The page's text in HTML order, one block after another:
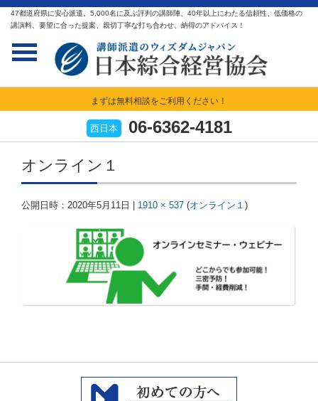
47都道府県に安心派遣。5,000名に及ぶ評判の講師陣、40年以上にわたる信頼性、低価格の
講演料、要望に合った提案、親切丁寧な打ち合わせ、納得のアドバイス！
まずは無料相談をご利用ください！
西日本 06-6362-4181
オンライン１
公開日時： 2020年5月11日 1910 × 537 (オンライン１ )